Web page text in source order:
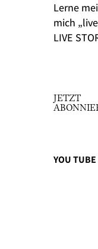
Lerne
mich
LIVE
JETZT
YOU TUBE